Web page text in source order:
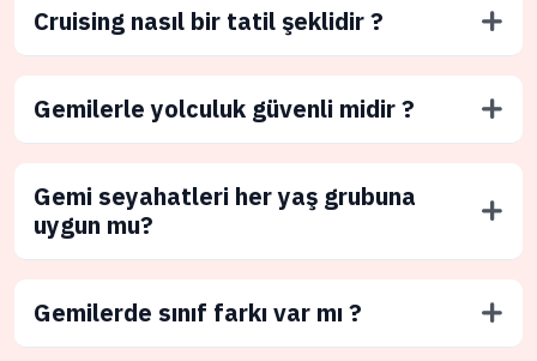
Cruising nasıl bir tatil şeklidir ?
Gemilerle yolculuk güvenli midir ?
Gemi seyahatleri her yaş grubuna
uygun mu?
Gemilerde sınıf farkı var mı ?